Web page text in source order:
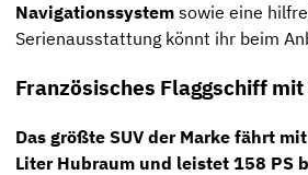
Navigationssystem sowie eine
Serienausstattung könnt ihr beim
Französisches Flaggschiff
Das größte SUV der Marke fährt
Liter Hubraum und leistet 158 PS